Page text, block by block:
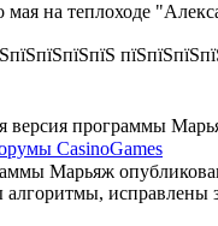
мая на теплоходе
версия программы
CasinoGames
Марьяж опубликована
исправлены